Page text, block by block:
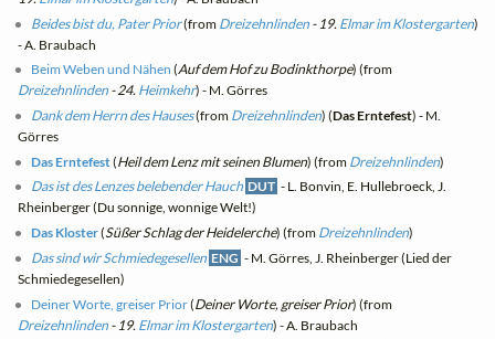
Beides bist du, Pater Prior(from Dreizehnlinden - 19. Elmar im Klostergarten)
- A. Braubach
Beim Weben und Nähen (Auf dem Hof zu Bodinkthorpe) (from
Dreizehnlinden - 24. Heimkehr) - M. Görres
Dank dem Herrn des Hauses(from Dreizehnlinden) (Das Erntefest) - M.
Görres
Das Erntefest(Heil dem Lenz mit seinen Blumen) (from Dreizehnlinden)
Das ist des Lenzes belebender Hauch DUT - L. Bonvin, E. Hullebroeck, J.
Rheinberger (Du sonnige, wonnige Welt!)
Das Kloster(Süßer Schlag der Heidelerche) (from Dreizehnlinden)
Das sind wir Schmiedegesellen ENG - M. Görres, J. Rheinberger (Lied der
Schmiedegesellen)
Deiner Worte, greiser Prior(Deiner Worte, greiser Prior) (from
Dreizehnlinden - 19. Elmar im Klostergarten) - A. Braubach